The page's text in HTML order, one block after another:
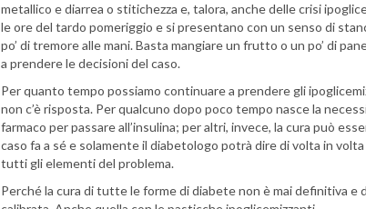
metallico e diarrea o stitichezza e, talora, anche delle crisi
le ore del tardo pomeriggio e si presentano con un senso di
po’ di tremore alle mani. Basta mangiare un frutto o un po’ di
a prendere le decisioni del caso.
Per quanto tempo possiamo continuare a prendere gli
non c’è risposta. Per qualcuno dopo poco tempo nasce la
farmaco per passare all’insulina; per altri, invece, la cura può
caso fa a sé e solamente il diabetologo potrà dire di volta in
tutti gli elementi del problema.
Perché la cura di tutte le forme di diabete non è mai definitiva